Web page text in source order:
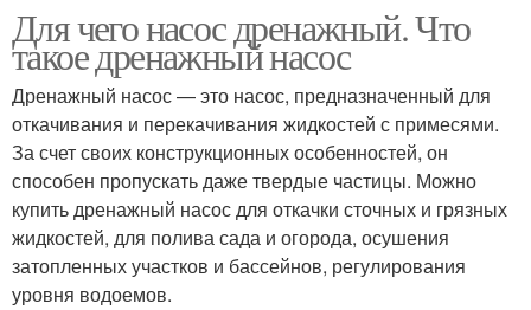
Для чего насос дренажный. Что
такое дренажный насос
Дренажный насос — это насос, предназначенный для
откачивания и перекачивания жидкостей с примесями.
За счет своих конструкционных особенностей, он
способен пропускать даже твердые частицы. Можно
купить дренажный насос для откачки сточных и грязных
жидкостей, для полива сада и огорода, осушения
затопленных участков и бассейнов, регулирования
уровня водоемов.